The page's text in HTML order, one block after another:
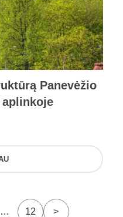
Panevėžio
… 12 >